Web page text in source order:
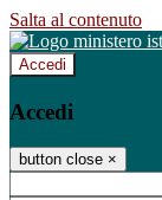
Salta al contenuto
Accedi
Accedi
button close ×